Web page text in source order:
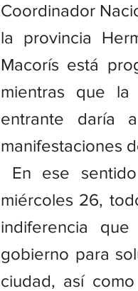
Coordinador
la provincia
Macorís está
mientras que
entrante daría
manifestaciones
En ese
miércoles 26,
indiferencia
gobierno para
ciudad, así